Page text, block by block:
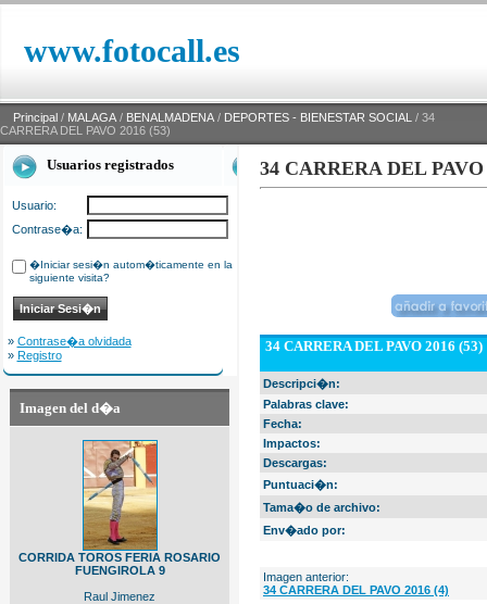
www.fotocall.es
Principal / MALAGA / BENALMADENA / DEPORTES - BIENESTAR SOCIAL / 34
CARRERA DEL PAVO 2016 (53)
Usuarios registrados
Usuario:
Contrase�a:
�Iniciar sesi�n autom�ticamente en la
siguiente visita?
» Contrase�a olvidada
» Registro
Imagen del d�a
CORRIDA TOROS FERIA ROSARIO
FUENGIROLA 9
Raul Jimenez
34 CARRERA DEL PAVO
34 CARRERA DEL PAVO 2016 (53)
Descripci�n:
Palabras clave:
Fecha:
Impactos:
Descargas:
Puntuaci�n:
Tama�o de archivo:
Env�ado por:
Imagen anterior:
34 CARRERA DEL PAVO 2016 (4)